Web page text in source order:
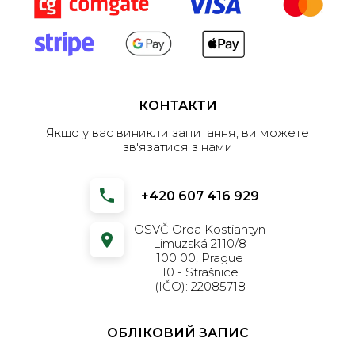
КОНТАКТИ
Якщо у вас виникли запитання, ви можете
зв'язатися з нами
+420 607 416 929
OSVČ Orda Kostiantyn
Limuzská 2110/8
100 00, Prague
10 - Strašnice
(IČO): 22085718
ОБЛІКОВИЙ ЗАПИС